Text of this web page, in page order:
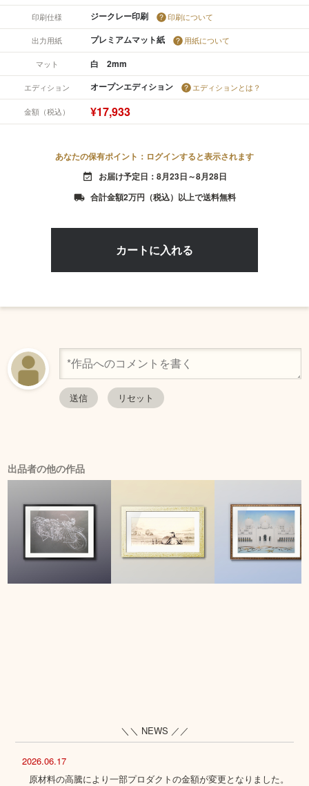
印刷仕様 ジークレー印刷 印刷について
出力用紙 プレミアムマット紙 用紙について
マット 白 2mm
エディション オープンエディション エディションとは？
金額（税込） ¥17,933
あなたの保有ポイント：ログインすると表示されます
event_available お届け予定日：8月23日～8月28日
local_shipping 合計金額2万円（税込）以上で送料無料
出品者の他の作品
＼＼ NEWS ／／
2026.06.17
原材料の高騰により一部プロダクトの金額が変更となりました。